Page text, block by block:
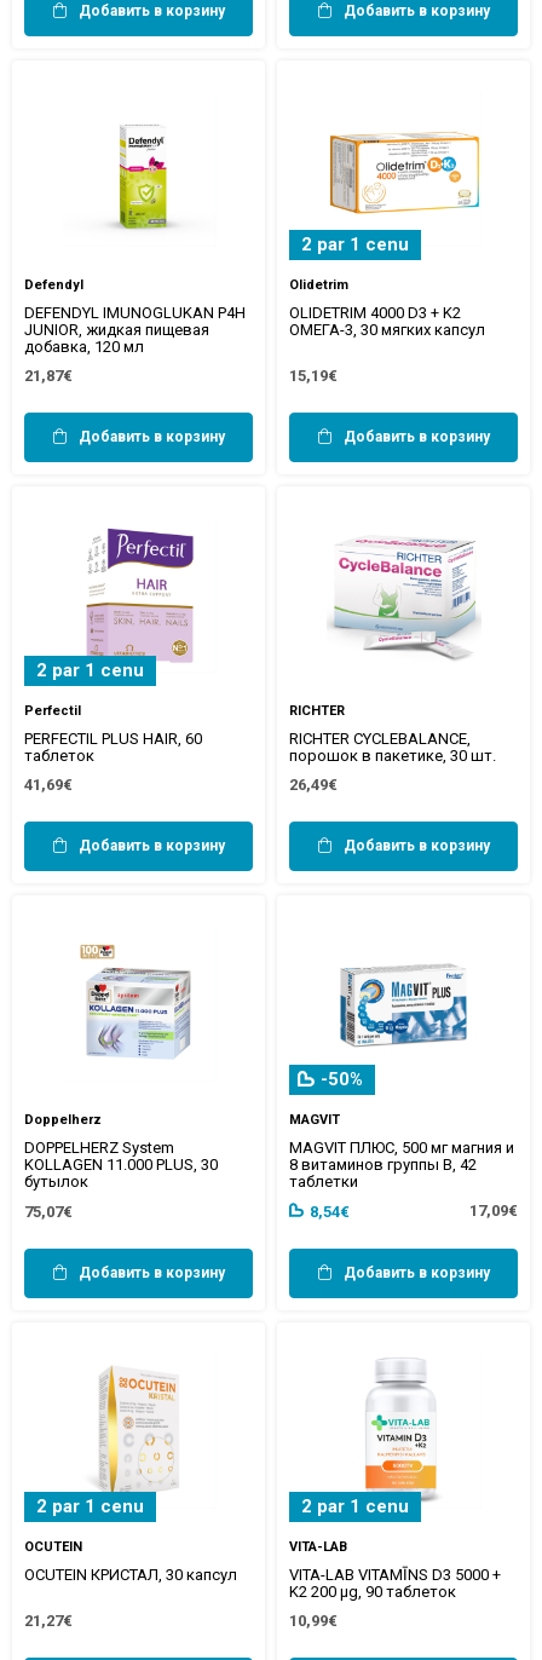
Добавить в корзину Добавить в корзину
Defendyl
DEFENDYL IMUNOGLUKAN P4H
JUNIOR, жидкая пищевая
добавка, 120 мл
21,87€
Добавить в корзину
2 par 1 cenu
Olidetrim
OLIDETRIM 4000 D3 + K2
ОМЕГА-3, 30 мягких капсул
15,19€
Добавить в корзину
2 par 1 cenu
Perfectil
PERFECTIL PLUS HAIR, 60
таблеток
41,69€
Добавить в корзину
RICHTER
RICHTER CYCLEBALANCE,
порошок в пакетике, 30 шт.
26,49€
Добавить в корзину
Doppelherz
DOPPELHERZ System
KOLLAGEN 11.000 PLUS, 30
бутылок
75,07€
Добавить в корзину
-50%
MAGVIT
MAGVIT ПЛЮС, 500 мг магния и
8 витаминов группы В, 42
таблетки
8,54€
17,09€
Добавить в корзину
2 par 1 cenu
OCUTEIN
OCUTEIN КРИСТАЛ, 30 капсул
21,27€
2 par 1 cenu
VITA-LAB
VITA-LAB VITAMĪNS D3 5000 +
K2 200 µg, 90 таблеток
10,99€